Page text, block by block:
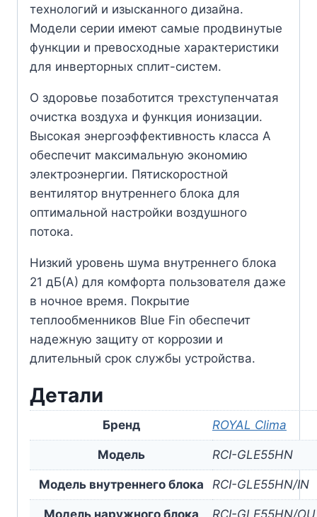
технологий и изысканного дизайна.
Модели серии имеют самые продвинутые
функции и превосходные характеристики
для инверторных сплит-систем.
О здоровье позаботится трехступенчатая
очистка воздуха и функция ионизации.
Высокая энергоэффективность класса A
обеспечит максимальную экономию
электроэнергии. Пятискоростной
вентилятор внутреннего блока для
оптимальной настройки воздушного
потока.
Низкий уровень шума внутреннего блока
21 дБ(А) для комфорта пользователя даже
в ночное время. Покрытие
теплообменников Blue Fin обеспечит
надежную защиту от коррозии и
длительный срок службы устройства.
Детали
Бренд ROYAL Clima
Модель RCI-GLE55HN
Модель внутреннего блока RCI-GLE55HN/IN
Модель наружного блока RCI-GLE55HN/